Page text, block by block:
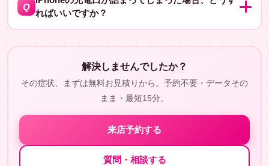
ので、ぜひお越しください。予約をしておくとスムーズ
だよ！
Q
ればいいですか？
い。予約をしておくと待たずに修理できるよ！
解決しませんでしたか？
その症状、まずは無料お見積りから。予約不要・データその
まま・最短15分。
来店予約する
質問・相談する